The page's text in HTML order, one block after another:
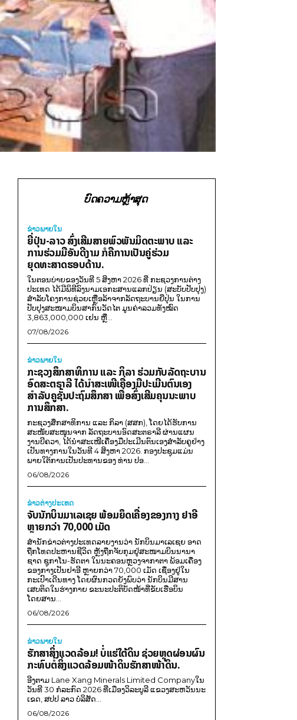
ບົດຄວາມຫຼ້າສຸດ
ຂ່າວພາຍ​ໃນ
ຍີ່ປຸ່ນ-ລາວ ສົ່ງເສີມສາຍພົວພັນມິດຕະພາບ ແລະ
ການຮ່ວມມືອັນດີງາມ ກໍຄືການເປັນຄູ່ຮ່ວມ
ຍຸດທະສາດຮອບດ້ານ.
ໃນຕອນບ່າຍຂອງວັນທີ 5 ສິງຫາ 2026 ທີ່ ກະຊວງການຕ່າງ
ປະເທດ ໄດ້ມີພິທີລົງນາມເອກະສານແລກປ່ຽນ (ສະບັບປັບປຸງ)
ສໍາລັບໂຄງການຊ່ວຍເຫຼືອລ້າຈາກລັດຖະບານຍີ່ປຸ່ນ ໃນການ
ປັບປຸງສະໜາມບິນສາກົນວັດໄຕ ມູນຄ່າລວມທັງໝົດ
3,863,000,000 ເຢນ ຫຼື...
07/08/2026
ຂ່າວພາຍ​ໃນ
ກະຊວງສຶກສາທິການ ແລະ ກິລາ ຮ່ວມກັບລັດຖະບານ
ອົດສະຕຣາລີ ໄດ້ນຳສະເໜີເຄື່ອງມືປະເມີນຕົນເອງ
ສຳລັບຄູຊັ້ນປະຖົມສຶກສາ ເພື່ອສົ່ງເສີມຄຸນນະພາບ
ການສຶກສາ.
ກະຊວງສຶກສາທິການ ແລະ ກິລາ (ສສກ), ໂດຍໄດ້ຮັບການ
ສະໜັບສະໜູນຈາກ ລັດຖະບານອົດສະຕຣາລີ ຜ່ານແຜນ
ງານບີຄວາ, ໄດ້ນຳສະເໜີເຄື່ອງມືປະເມີນຕົນເອງສຳລັບຄູຢ່າງ
ເປັນທາງການໃນວັນທີ 4 ສິງຫາ 2026. ກອງປະຊຸມແມ່ນ
ພາຍໃຕ້ການເປັນປະທານຂອງ ທ່ານ ປອ...
06/08/2026
ຂ່າວຕ່າງປະເທດ
ຈັບນັກບິນມາເລເຊຍ ພ້ອມຍຶດເຄື່ອງຂອງກາງ ຢາອີ
ຫຼາຍກວ່າ 70,000 ເມັດ
ສຳນັກຂ່າວຕ່າງປະເທດລາຍງານວ່າ ນັກບິນມາເລເຊຍ ອາດ
ຖືກໂທດປະຫານຊີວິດ ຫຼັງຖືກຈັບກຸມຢູ່ສະໜາມບິນນານາ
ຊາດ ຊູກາໂນ-ຮັດຕາ ໃນນະຄອນຫຼວງຈາກາຕາ ພ້ອມເຄື່ອງ
ຂອງກາງເປັນຢາອີ ຫຼາຍກວ່າ 70,000 ເມັດ ເຊື່ອງຢູ່ໃນ
ກະເປົາເດີນທາງ ໂດຍຜົນກວດຍັງພົບວ່າ ນັກບິນມີສານ
ເສບຕິດໃນຮ່າງກາຍ ຂະນະປະຕິບັດໜ້າທີ່ຂັບເຮືອບິນ
ໂດຍສານ...
06/08/2026
ຂ່າວພາຍ​ໃນ
ຮັກສາສິ່ງແວດລ້ອມ! ບໍ່ແຮ່ໃຕ້ດິນ ຊ່ວຍຫຼຸດຜ່ອນຜົນ
ກະທົບຕໍ່ສິ່ງແວດລ້ອມໜ້າດິນຮັກສາໜ້າດິນ.
ອີງຕາມ Lane Xang Minerals Limited Companyໃນ
ວັນທີ 30 ກໍລະກົດ 2026 ທີ່ເມືອງວິລະບູລີ ແຂວງສະຫວັນນະ
ເຂດ, ສປປ ລາວ ບໍລິສັດ...
06/08/2026